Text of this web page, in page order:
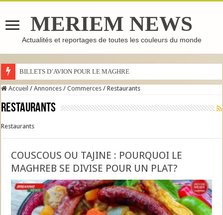
MERIEM NEWS
Actualités et reportages de toutes les couleurs du monde
BILLETS D’AVION POUR LE MAGHREB : POURQUOI LES PRIX S’AFFOLEN
Accueil / Annonces / Commerces / Restaurants
Restaurants
Restaurants
COUSCOUS OU TAJINE : POURQUOI LE
MAGHREB SE DIVISE POUR UN PLAT?